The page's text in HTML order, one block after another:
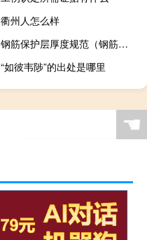
衢州人怎么样
钢筋保护层厚度规范（钢筋保护层厚度）
“如彼韦陟”的出处是哪里
☚